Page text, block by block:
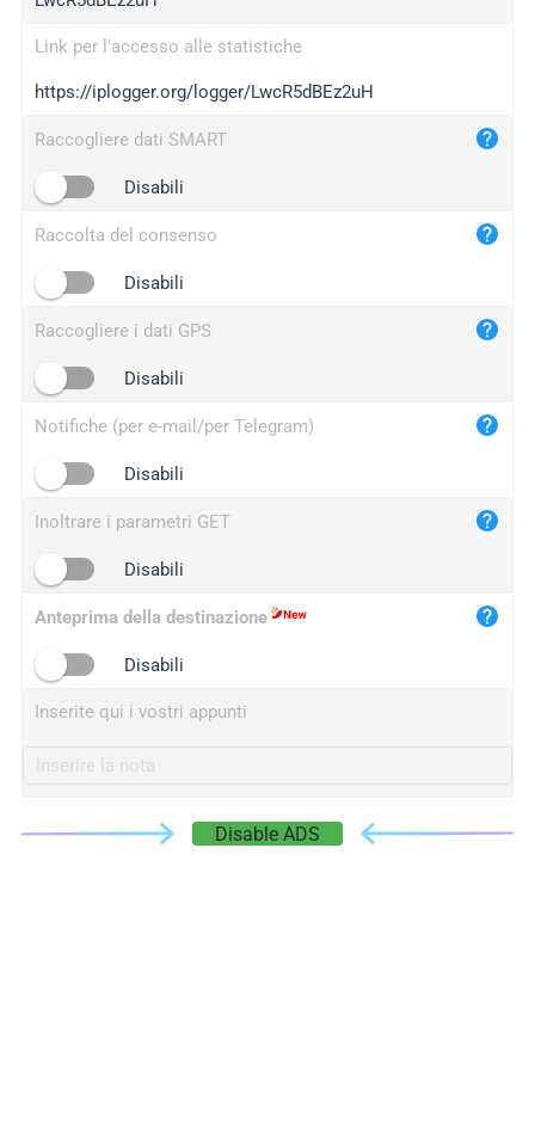
bc.ax
iplogger.com
maper.info
2no.co
yip.su
iplogger.info
Link per l'accesso alle statistiche
https://iplogger.org/logger/LwcR5dBEz2uH
Raccogliere dati SMART
Disabili
Raccolta del consenso
Disabili
Raccogliere i dati GPS
Disabili
Notifiche (per e-mail/per Telegram)
Disabili
Inoltrare i parametri GET
Disabili
Anteprima della destinazione
Disabili
Inserite qui i vostri appunti
Disable ADS